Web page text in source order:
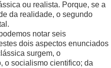
ou realista. Porque, se a
da realidade, o segundo
notar seis
dois aspectos enunciados
surgem, o
o socialismo cientifico; da